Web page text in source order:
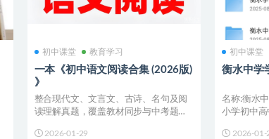
初中课堂 教育学习
一本《初中语文阅读合集 (2026版)
》
整合现代文、文言文、古诗、名句及阅
读理解真题，覆盖教材同步与中考题
2026-01-29
初中课堂
衡水中学
名称:衡水
小学初中高
2026-01-